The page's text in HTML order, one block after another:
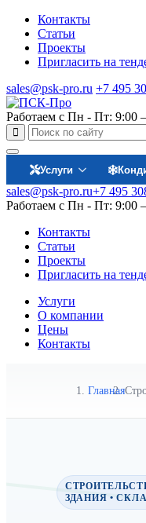
Контакты
Статьи
Проекты
Пригласить на
sales@psk-pro.ru +7 495
Работаем с Пн - Пт: 9:00
Услуги
sales@psk-pro.ru+7 495
Работаем с Пн - Пт: 9:00
Контакты
Статьи
Проекты
Пригласить на
Услуги
О компании
Цены
Контакты
Главная
ЗДАНИЯ •